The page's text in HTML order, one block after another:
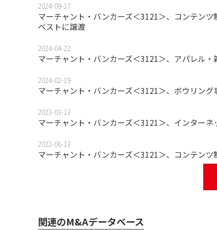
2024-09-17
マーチャント・バンカーズ＜3121＞、コンテン
ベストに譲渡
2024-04-22
マーチャント・バンカーズ＜3121＞、アパレル
2024-02-19
マーチャント・バンカーズ＜3121＞、ボウリン
2023-03-13
マーチャント・バンカーズ＜3121＞、インター
2022-06-13
マーチャント・バンカーズ＜3121＞、コンテン
関連のM&Aデータベース